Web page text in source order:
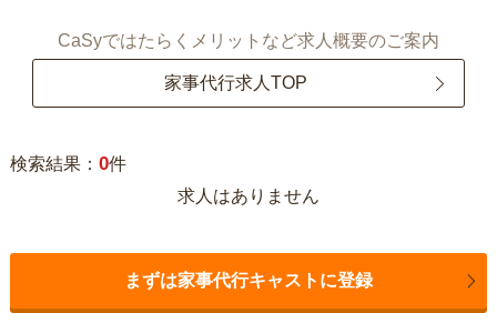
CaSyではたらくメリットなど求人概要のご案内
家事代行求人TOP
検索結果： 0件
求人はありません
まずは家事代行キャストに登録